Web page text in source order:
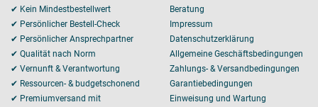
✔ Kein Mindestbestellwert
✔ Persönlicher Bestell-Check
✔ Persönlicher Ansprechpartner
✔ Qualität nach Norm
✔ Vernunft & Verantwortung
✔ Ressourcen- & budgetschonend
✔ Premiumversand mit
Beratung
Impressum
Datenschutzerklärung
Allgemeine Geschäftsbedingungen
Zahlungs- & Versandbedingungen
Garantiebedingungen
Einweisung und Wartung